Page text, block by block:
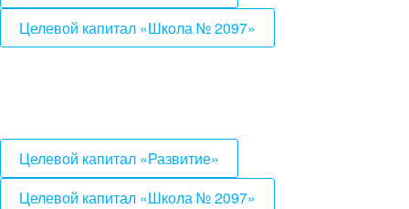
Целевой капитал «Школа № 2097»
Целевой капитал «Развитие»
Целевой капитал «Школа № 2097»